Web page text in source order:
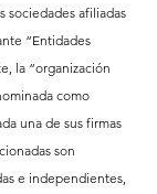
sociedades afiliadas
“Entidades
la “organización
como
una de sus firmas
son
e independientes,